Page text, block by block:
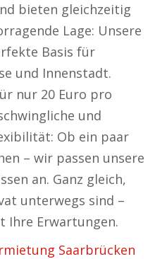
bieten gleichzeitig
Lage: Unsere
Basis für
und Innenstadt.
nur 20 Euro pro
und
Ob ein paar
– wir passen unsere
an. Ganz gleich,
unterwegs sind –
Erwartungen.
Saarbrücken